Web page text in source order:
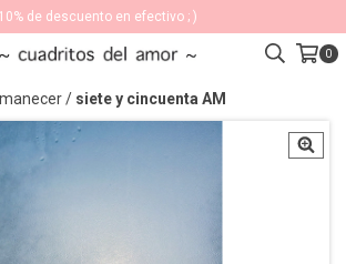
10% de descuento en efectivo ; )
0
/ siete y cincuenta AM